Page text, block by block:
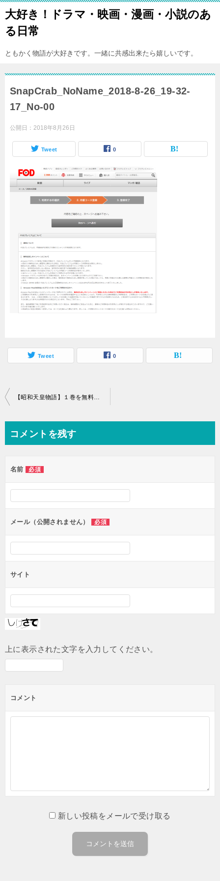
大好き！ドラマ・映画・漫画・小説のあ
る日常
ともかく物語が大好きです。一緒に共感出来たら嬉しいです。
SnapCrab_NoName_2018-8-26_19-32-
17_No-00
公開日： 2018年8月26日
Tweet 0
Tweet 0
投
ビ
ー
シ
ン
【昭和天皇物語】１巻を無料で安全に読むためには。ZIPは注意！危険ですよ。
コメントを残す
名前 必須
メール（公開されません） 必須
サイト
上に表示された文字を入力してください。
コメント
新しい投稿をメールで受け取る